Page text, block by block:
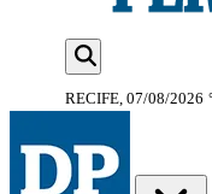
RECIFE, 07/08/2026